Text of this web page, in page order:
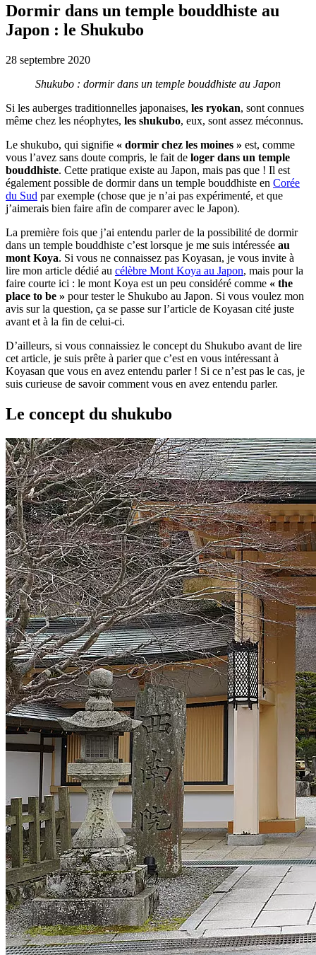
Dormir dans un temple bouddhiste au
Japon : le Shukubo
28 septembre 2020
Shukubo : dormir dans un temple bouddhiste au Japon
Si les auberges traditionnelles japonaises, les ryokan, sont connues
même chez les néophytes, les shukubo, eux, sont assez méconnus.
Le shukubo, qui signifie « dormir chez les moines » est, comme
vous l’avez sans doute compris, le fait de loger dans un temple
bouddhiste. Cette pratique existe au Japon, mais pas que ! Il est
également possible de dormir dans un temple bouddhiste en Corée
du Sud par exemple (chose que je n’ai pas expérimenté, et que
j’aimerais bien faire afin de comparer avec le Japon).
La première fois que j’ai entendu parler de la possibilité de dormir
dans un temple bouddhiste c’est lorsque je me suis intéressée au
mont Koya. Si vous ne connaissez pas Koyasan, je vous invite à
lire mon article dédié au célèbre Mont Koya au Japon, mais pour la
faire courte ici : le mont Koya est un peu considéré comme « the
place to be » pour tester le Shukubo au Japon. Si vous voulez mon
avis sur la question, ça se passe sur l’article de Koyasan cité juste
avant et à la fin de celui-ci.
D’ailleurs, si vous connaissiez le concept du Shukubo avant de lire
cet article, je suis prête à parier que c’est en vous intéressant à
Koyasan que vous en avez entendu parler ! Si ce n’est pas le cas, je
suis curieuse de savoir comment vous en avez entendu parler.
Le concept du shukubo